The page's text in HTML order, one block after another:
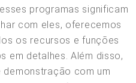
programas significam
com eles, oferecemos
os recursos e funções
em detalhes. Além disso,
com um